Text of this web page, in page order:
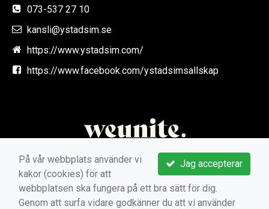
073-537 27 10
kansli@ystadsim.se
https://www.ystadsim.com/
https://www.facebook.com/ystadsimsallskap
Jag accepterar
På vår webbplats använder vi
kakor (cookies) för att
webbplatsen ska fungera på ett bra sätt för dig.
Genom att surfa vidare godkänner du att vi använder